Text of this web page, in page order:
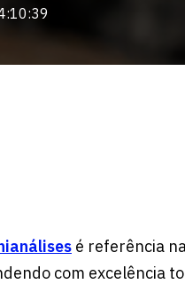
é referência
com excelência